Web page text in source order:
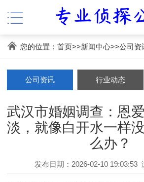
您的位置： 首页>>新闻中心>>公司资
公司资讯 行业动态
武汉市婚姻调查：恩
淡，就像白开水一样
么办？
发布日期：2026-02-10 19:03:53